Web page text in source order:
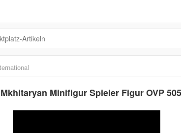
Minifigur Spieler Figur OVP